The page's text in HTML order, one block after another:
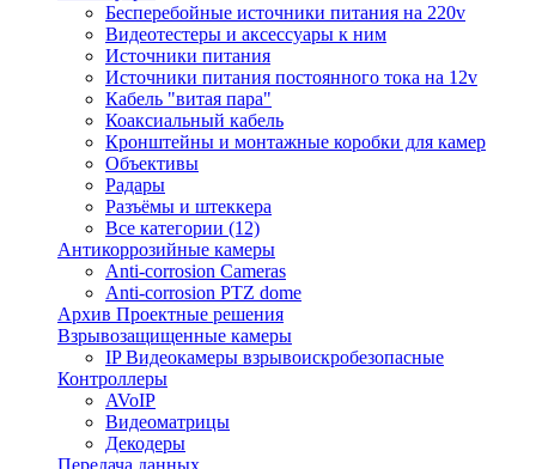
Бесперебойные источники питания на 220v
Видеотестеры и аксессуары к ним
Источники питания
Источники питания постоянного тока на 12v
Кабель "витая пара"
Коаксиальный кабель
Кронштейны и монтажные коробки для камер
Объективы
Радары
Разъёмы и штеккера
Все категории (12)
Антикоррозийные камеры
Anti-corrosion Cameras
Anti-corrosion PTZ dome
Архив Проектные решения
Взрывозащищенные камеры
IP Видеокамеры взрывоискробезопасные
Контроллеры
AVoIP
Видеоматрицы
Декодеры
Передача данных